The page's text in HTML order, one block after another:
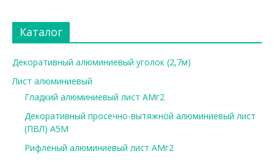
Каталог
Декоративный алюминиевый уголок (2,7м)
Лист алюминиевый
Гладкий алюминиевый лист АМг2
Декоративный просечно-вытяжной алюминиевый лист
(ПВЛ) А5М
Рифленый алюминиевый лист АМг2